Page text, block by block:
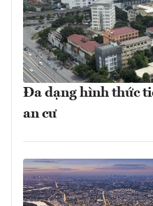
Đa dạng hình thức
an cư